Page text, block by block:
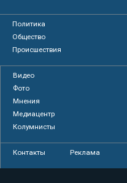
Политика
Общество
Происшествия
Видео
Фото
Мнения
Медиацентр
Колумнисты
Контакты Реклама